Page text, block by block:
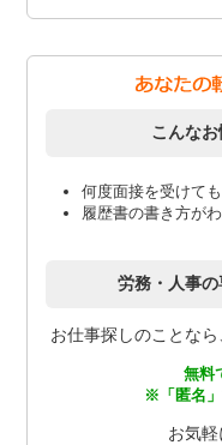
こんな
何度面接を受けて
履歴書の書き方が
労務・人事
お仕事探しのことな
無料
※「匿名」
お気軽